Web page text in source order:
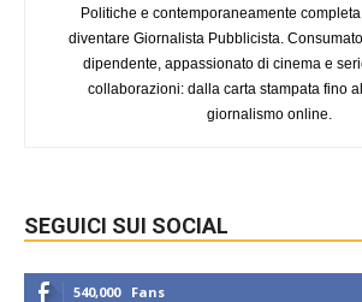
Politiche e contemporaneamente
diventare Giornalista Pubblicista.
dipendente, appassionato di cinema e
collaborazioni: dalla carta stampata fino
giornalismo online.
SEGUICI SUI SOCIAL
540,000 Fans